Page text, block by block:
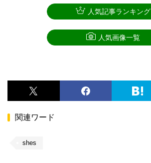
関連ワード
shes
人気記事ランキング
人気画像一覧